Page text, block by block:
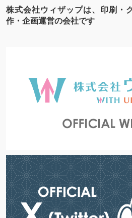
株式会社ウィザップは、印刷・
作・企画運営の会社です